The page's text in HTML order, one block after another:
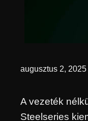
augusztus 2, 2025
A vezeték
Steelseries